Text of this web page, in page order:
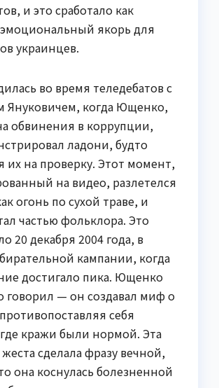
и это сработало как
якорь для
украинцев.
во время теледебатов с
Януковичем, когда Ющенко,
обвинения в коррупции,
ладони, будто
их на проверку. Этот момент,
на видео, разлетелся
огонь по сухой траве, и
частью фольклора. Это
20 декабря 2004 года, в
кампании, когда
достигало пика. Ющенко
говорил — он создавал миф о
себя
кражи были нормой. Эта
сделала фразу вечной,
она коснулась болезненной